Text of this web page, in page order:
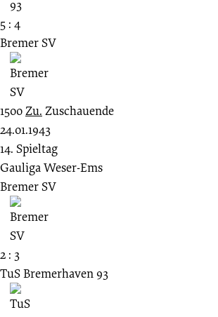
5 : 4
Bremer SV
1500Zu. Zuschauende
24.01.1943
14. Spieltag
Gauliga Weser-Ems
Bremer SV
2 : 3
TuS Bremerhaven 93